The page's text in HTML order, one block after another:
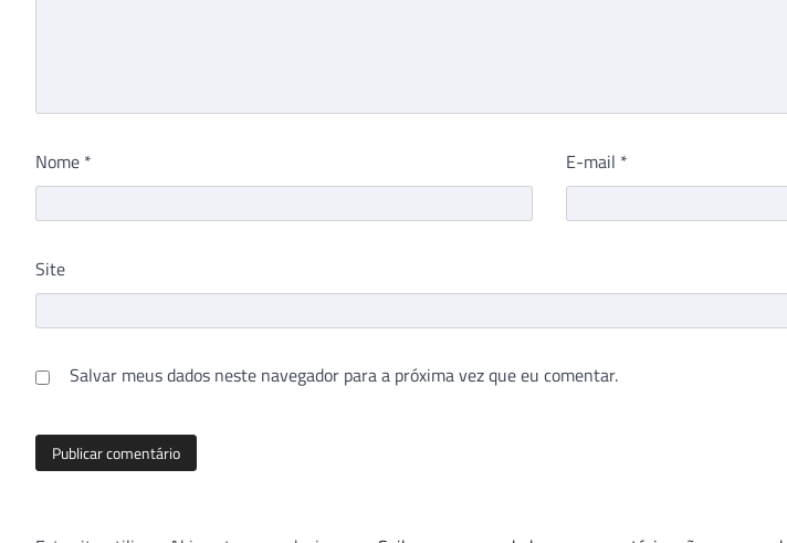
Nome * E-mail *
Site
Salvar meus dados neste navegador para a próxima vez que eu comentar.